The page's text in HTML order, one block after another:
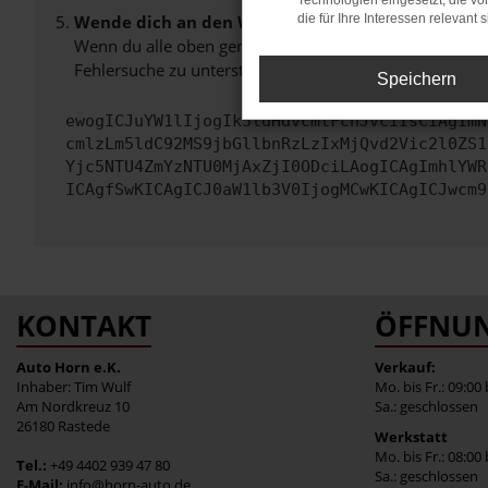
Wende dich an den Webseitenbetreiber.
Wenn du alle oben genannten Schritte versucht hast,
Fehlersuche zu unterstützen:
KONTAKT
Auto Horn e.K.
Inhaber: Tim Wulf
Am Nordkreuz 10
26180 Rastede
Tel.: +49 4402 939 47 80
Verkauf:
Mo. bis Fr.: 09:00
Sa.: geschlossen
Werkstatt
Mo. bis Fr.: 08:00
Sa.: geschlossen
die für Ihre Interessen relevant
Speichern